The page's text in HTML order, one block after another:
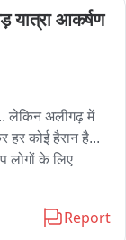
पहुंची और रस्सी व
के बाद
पकड़ा गया
फाल के जलाशय
भी मगरमच्छ
घोरावल
यात्रा आकर्षण
लेकिन अलीगढ़ में
कोई हैरान है...
लोगों के लिए
Report